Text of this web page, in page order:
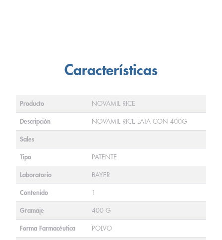
Características
Producto NOVAMIL RICE
Descripción NOVAMIL RICE LATA CON 400G
Sales
Tipo PATENTE
Laboratorio BAYER
Contenido 1
Gramaje 400 G
Forma Farmacéutica POLVO